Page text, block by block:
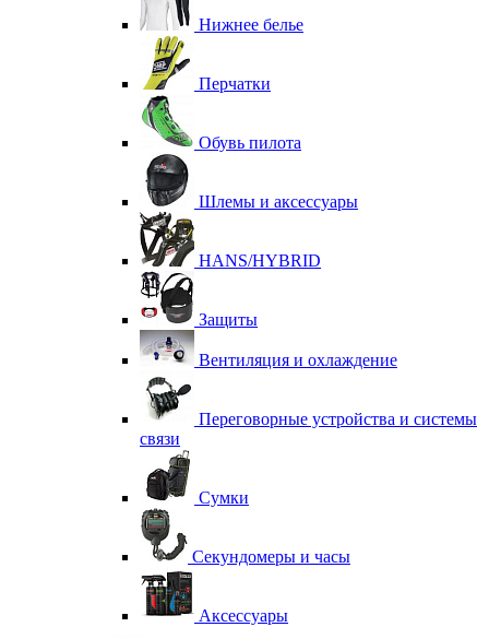
Нижнее белье
Перчатки
Обувь пилота
Шлемы и аксессуары
HANS/HYBRID
Защиты
Вентиляция и охлаждение
Переговорные устройства и системы
связи
Сумки
Секундомеры и часы
Аксессуары